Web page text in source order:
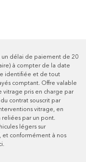
un délai de paiement de 20
à compter de la date
identifiée et de tout
comptant. Offre valable
vitrage pris en charge par
contrat souscrit par
vitrage, en
reliées par un pont.
légers sur
et conformément à nos
.